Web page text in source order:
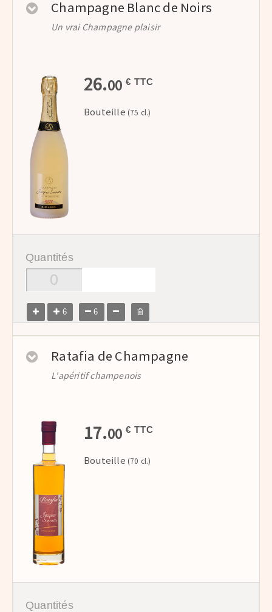
Champagne Blanc de Noirs
Un vrai Champagne plaisir
26.00 € TTC
Bouteille (75 cl.)
Quantités
6 6
Ratafia de Champagne
L'apéritif champenois
17.00 € TTC
Bouteille (70 cl.)
Quantités